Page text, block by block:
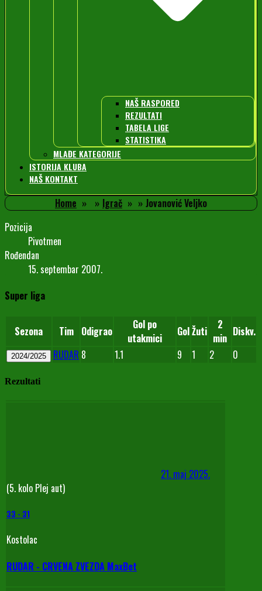
NAŠ RASPORED
REZULTATI
TABELA LIGE
STATISTIKA
MLAĐE KATEGORIJE
ISTORIJA KLUBA
NAŠ KONTAKT
Home Igrač
Jovanović Veljko
Pozicija
Pivotmen
Rođendan
15. septembar 2007.
Super liga
Sezona Tim Odigrao
Gol po
utakmici
GolŽuti
2
min Diskv.
2024/2025 RUDAR 8 1.1 9 1 2 0
Rezultati
21. maj 2025.
(5. kolo Plej aut)
33 - 31
Kostolac
RUDAR - CRVENA ZVEZDA MaxBet